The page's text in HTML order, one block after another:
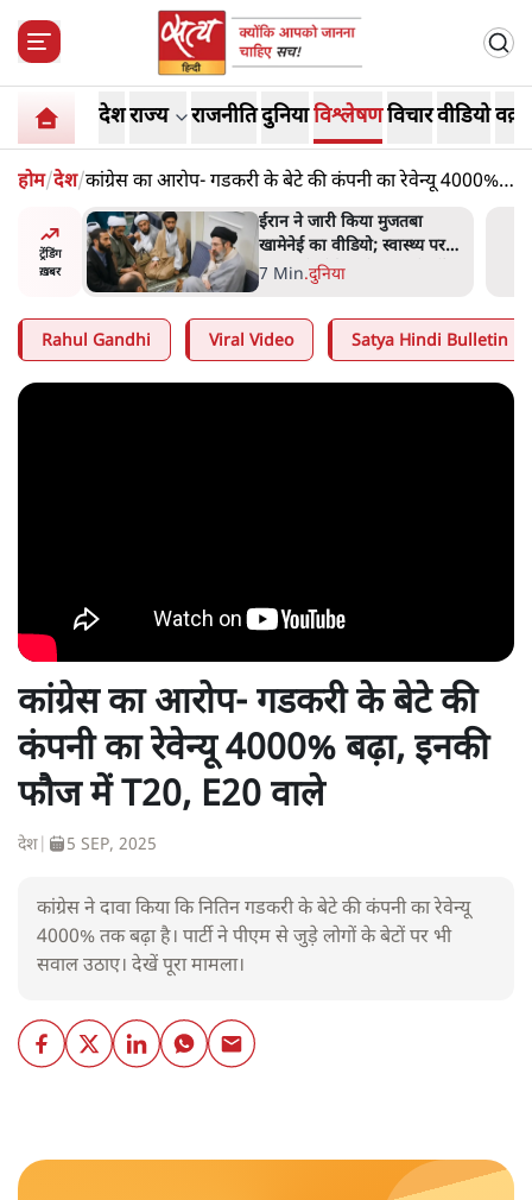
देशराज्य राजनीतिदुनियाविश्लेषणविचारवीडियो
होम/देश/कांग्रेस का आरोप- गडकरी के बेटे की कंपनी का रेवेन्यू 4000%
बढ़ा, इनकी फौज में T20, E20 वाले
ट्रेंडिंग
ख़बर
पर
थीं
महिला आरक्षण बिलः किरण रिजिजू
और राहुल गांधी में एक्स पर ज़ुबानी
जंग
4 Min.देश
Rahul Gandhi Viral Video Satya Hindi Bulletin
कांग्रेस का आरोप- गडकरी के बेटे की
कंपनी का रेवेन्यू 4000% बढ़ा, इनकी
फौज में T20, E20 वाले
देश 5 SEP, 2025
कांग्रेस ने दावा किया कि नितिन गडकरी के बेटे की कंपनी का रेवेन्यू
4000% तक बढ़ा है। पार्टी ने पीएम से जुड़े लोगों के बेटों पर भी
सवाल उठाए। देखें पूरा मामला।